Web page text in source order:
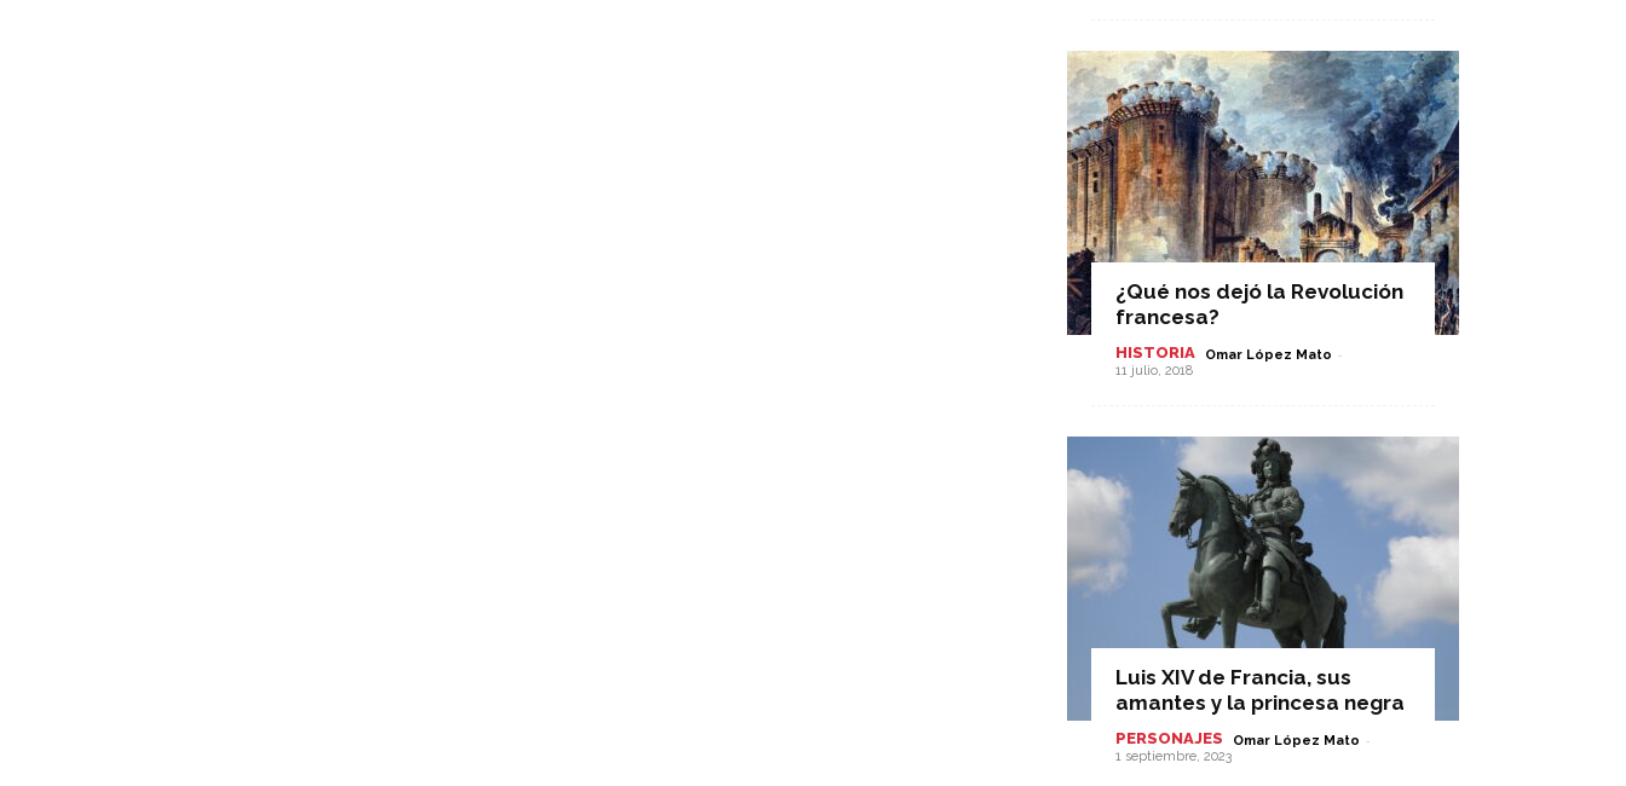
¿Qué nos dejó la Revolución
francesa?
HISTORIA Omar López Mato -
11 julio, 2018
Luis XIV de Francia, sus
amantes y la princesa negra
PERSONAJES Omar López Mato -
1 septiembre, 2023